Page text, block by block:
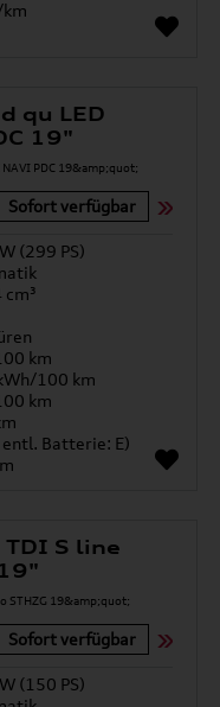
qu LED
19"
Sofort verfügbar
(299 PS)
cm³
km
100 km
km
entl. Batterie: E)
S line
Sofort verfügbar
(150 PS)